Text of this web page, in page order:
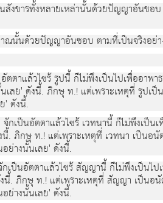
ทั้งหลายเหลานั้นดวยปญญาอันชอบ ตา
ยปญญาอันชอบ ตามที่เปนจริงอยางนี้
แลวไซร รูปนี้ ก็ไมพึงเปนไปเพื่ออาพา
นั้นเลย' ดังนี้. ภิกษุ ท.! แตเพราะเหตุที่ รูปเ
ย' ดังนี้.
นอัตตาแลวไซร เวทนานี้ ก็ไมพึงเป
นี้. ภิกษุ ท.! แตเพราะเหตุที่ เวทนา เปน
อยางนั้นเลย' ดังนี้.
อัตตาแลวไซร สัญญานี้ ก็ไมพึงเปนไ
งนี้. ภิกษุ ท.! แตเพราะเหตุที่ สัญญา เปน
อยางนั้นเลย' ดังนี้.